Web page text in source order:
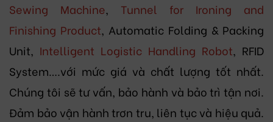
Sewing Machine, Tunnel for Ironing and
Finishing Product, Automatic Folding & Packing
Unit, Intelligent Logistic Handling Robot, RFID
System….với mức giá và chất lượng tốt nhất.
Chúng tôi sẽ tư vấn, bảo hành và bảo trì tận nơi.
Đảm bảo vận hành trơn tru, liên tục và hiệu quả.